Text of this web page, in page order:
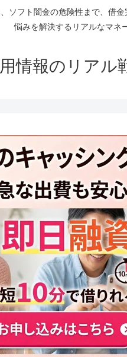
ソフト闇金の危険性まで、借
悩みを解決するリアルなマネ
情報のリアル